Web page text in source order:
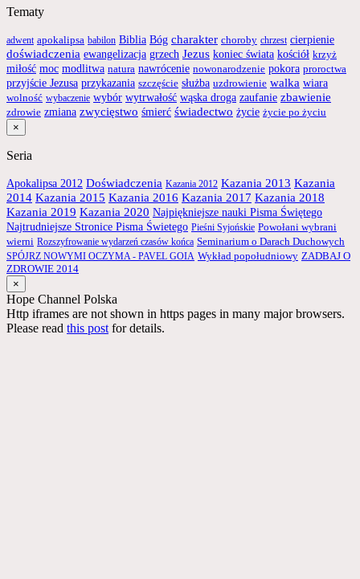
Tematy
adwent apokalipsa babilon Biblia Bóg charakter choroby chrzest cierpienie
doświadczenia ewangelizacja grzech Jezus koniec świata kościół krzyż
miłość moc modlitwa natura nawrócenie nowonarodzenie pokora proroctwa
przyjście Jezusa przykazania szczęście służba uzdrowienie walka wiara
wolność wybaczenie wybór wytrwałość wąska droga zaufanie zbawienie
zdrowie zmiana zwycięstwo śmierć świadectwo życie życie po życiu
×
Seria
Apokalipsa 2012 Doświadczenia Kazania 2012 Kazania 2013 Kazania
2014 Kazania 2015 Kazania 2016 Kazania 2017 Kazania 2018
Kazania 2019 Kazania 2020 Najpiękniejsze nauki Pisma Świętego
Najtrudniejsze Stronice Pisma Świetego Pieśni Syjońskie Powołani wybrani
wierni Rozszyfrowanie wydarzeń czasów końca Seminarium o Darach Duchowych
SPÓJRZ NOWYMI OCZYMA - PAVEL GOIA Wykład popołudniowy ZADBAJ O
ZDROWIE 2014
×
Hope Channel Polska
Http iframes are not shown in https pages in many major browsers.
Please read this post for details.